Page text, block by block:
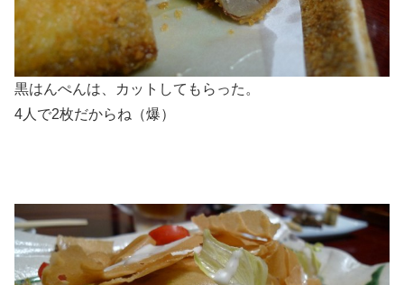
黒はんぺんは、カットしてもらった。
4人で2枚だからね（爆）